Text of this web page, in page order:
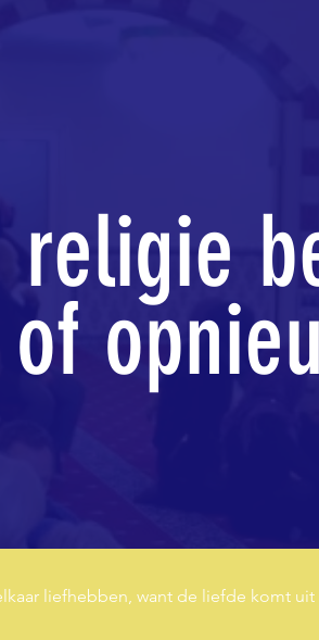
religie
liefhebben, want de liefde komt